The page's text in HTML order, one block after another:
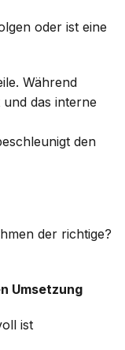
oder ist eine
Während
das interne
den
der richtige?
Umsetzung
ist